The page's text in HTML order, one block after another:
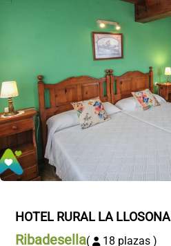
HOTEL RURAL LA LLOSONA
Ribadesella( 18 plazas )